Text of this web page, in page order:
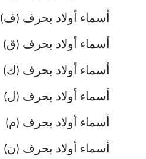
أسماء أولاد بحرف (ف)
أسماء أولاد بحرف (ق)
أسماء أولاد بحرف (ك)
أسماء أولاد بحرف (ل)
أسماء أولاد بحرف (م)
أسماء أولاد بحرف (ن)